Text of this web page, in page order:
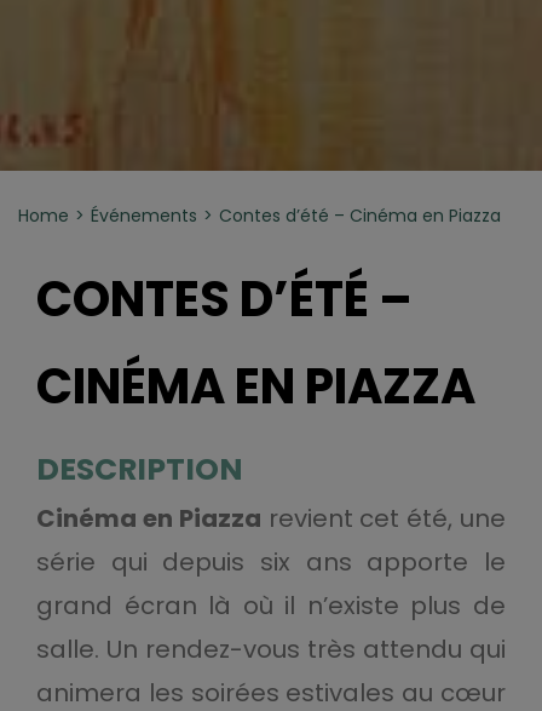
Home Événements Contes d’été – Cinéma en Piazza
CONTES D’ÉTÉ –
CINÉMA EN PIAZZA
DESCRIPTION
Cinéma en Piazza revient cet été, une
série qui depuis six ans apporte le
grand écran là où il n’existe plus de
salle. Un rendez-vous très attendu qui
animera les soirées estivales au cœur